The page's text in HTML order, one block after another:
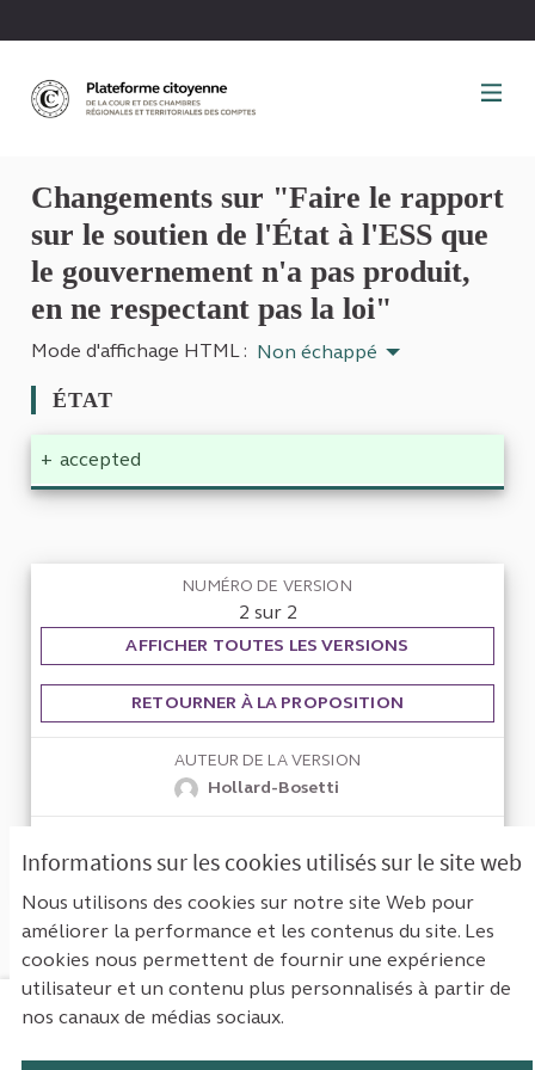
Informations sur les cookies utilisés sur le site web
Nous utilisons des cookies sur notre site Web pour
améliorer la performance et les contenus du site. Les
cookies nous permettent de fournir une expérience
utilisateur et un contenu plus personnalisés à partir de
nos canaux de médias sociaux.
Changements sur "Faire le rapport
sur le soutien de l'État à l'ESS que
le gouvernement n'a pas produit,
en ne respectant pas la loi"
Mode d'affichage HTML : Non échappé
ÉTAT
+ accepted
NUMÉRO DE VERSION
2 sur 2
AFFICHER TOUTES LES VERSIONS
RETOURNER À LA PROPOSITION
AUTEUR DE LA VERSION
Hollard-Bosetti
08/03/2024 17:54
Mentions légales